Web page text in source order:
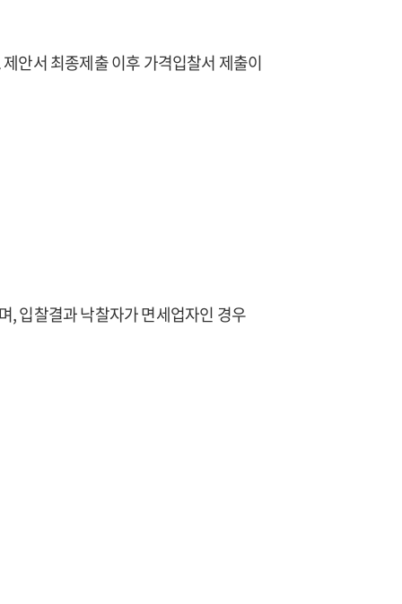
안서 최종제출 이후 가격입찰서 제출이
, 입찰결과 낙찰자가 면세업자인 경우